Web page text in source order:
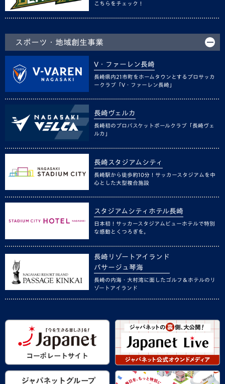
こちらをチェック！
スポーツ・地域創生事業
V・ファーレン長崎
長崎県内21市町をホームタウンとするプロサッカ
ークラブ「V・ファーレン長崎」
長崎ヴェルカ
長崎初のプロバスケットボールクラブ「長崎ヴェ
ルカ」
長崎スタジアムシティ
長崎駅から徒歩約10分！サッカースタジアムを中
心とした大型複合施設
スタジアムシティホテル長崎
日本初！サッカースタジアムビューホテルで特別
な感動とくつろぎを。
長崎リゾートアイランド
パサージュ琴海
長崎の内海・大村湾に面したゴルフ＆ホテルのリ
ゾートアイランド